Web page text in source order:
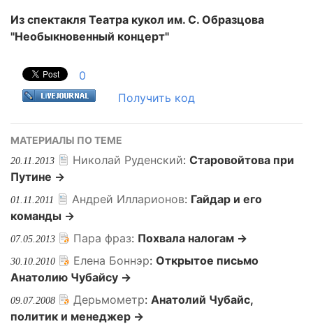
Из спектакля Театра кукол им. С. Образцова
"Необыкновенный концерт"
0
Получить код
МАТЕРИАЛЫ ПО ТЕМЕ
20.11.2013 Николай Руденский: Старовойтова при
Путине →
01.11.2011 Андрей Илларионов: Гайдар и его
команды →
07.05.2013 Пара фраз: Похвала налогам →
30.10.2010 Елена Боннэр: Открытое письмо
Анатолию Чубайсу →
09.07.2008 Дерьмометр: Анатолий Чубайс,
политик и менеджер →